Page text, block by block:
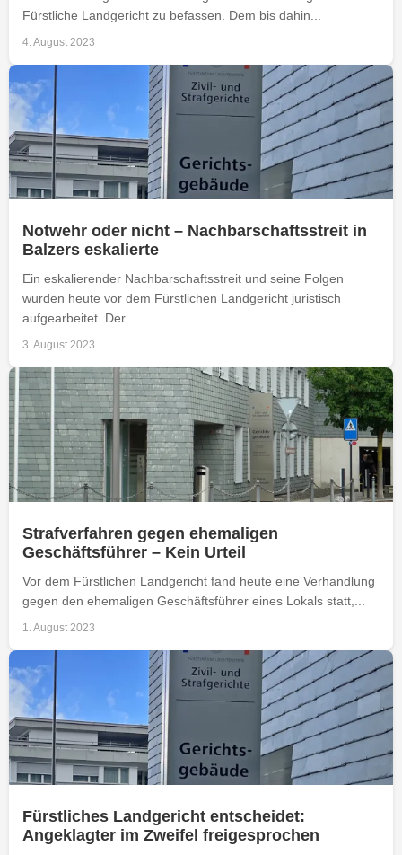
Fürstliche Landgericht zu befassen. Dem bis dahin...
4. August 2023
Notwehr oder nicht – Nachbarschaftsstreit in
Balzers eskalierte
Ein eskalierender Nachbarschaftsstreit und seine Folgen
wurden heute vor dem Fürstlichen Landgericht juristisch
aufgearbeitet. Der...
3. August 2023
Strafverfahren gegen ehemaligen
Geschäftsführer – Kein Urteil
Vor dem Fürstlichen Landgericht fand heute eine Verhandlung
gegen den ehemaligen Geschäftsführer eines Lokals statt,...
1. August 2023
Fürstliches Landgericht entscheidet:
Angeklagter im Zweifel freigesprochen